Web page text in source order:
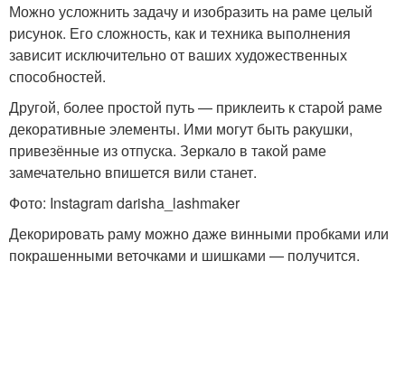
Можно усложнить задачу и изобразить на раме целый
рисунок. Его сложность, как и техника выполнения
зависит исключительно от ваших художественных
способностей.
Другой, более простой путь — приклеить к старой раме
декоративные элементы. Ими могут быть ракушки,
привезённые из отпуска. Зеркало в такой раме
замечательно впишется вили станет.
Фото: Instagram darisha_lashmaker
Декорировать раму можно даже винными пробками или
покрашенными веточками и шишками — получится.